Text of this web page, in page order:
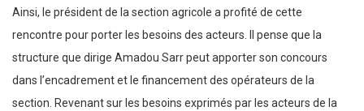
Amadou Sarr peut apporter son concours dans l’encadrement et
le financement des opérateurs de la section. Revenant sur les
besoins exprimés par les acteurs de la section agricole lors de
l’Assemblée Générale qu’il a dirigé la veille, il a listé le besoin pour
les agriculteurs et les éleveurs de disposer de terres à Dakar pour